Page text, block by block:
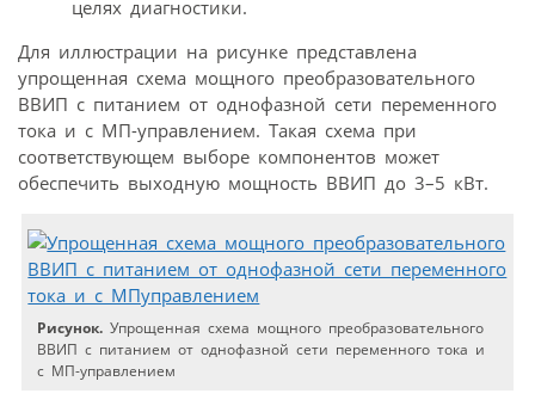
целях диагностики.
Для иллюстрации на рисунке представлена
упрощенная схема мощного преобразовательного
ВВИП с питанием от однофазной сети переменного
тока и с МП-управлением. Такая схема при
соответствующем выборе компонентов может
обеспечить выходную мощность ВВИП до 3–5 кВт.
Рисунок. Упрощенная схема мощного преобразовательного
ВВИП с питанием от однофазной сети переменного тока и
с МП-управлением